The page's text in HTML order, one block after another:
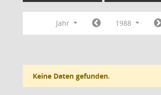
Jahr 1988
Keine Daten gefunden.